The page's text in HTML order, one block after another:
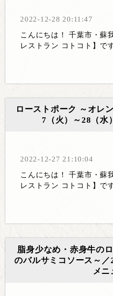
2022-12-28 20:11:47
こんにちは！ 千葉市・蘇
レストラン コトコト】で
ローストポーク ～オレ
7（火）～28（水
2022-12-27 21:10:04
こんにちは！ 千葉市・蘇
レストラン コトコト】で
脂身少なめ・赤身牛の
のバルサミコソース～／
メニ